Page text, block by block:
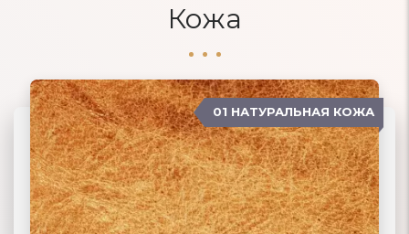
Кожа
04 ЗАМША 01 НАТУРАЛЬНАЯ КОЖА
02 ЭКОКОЖА
03 ИСКУССТВЕННАЯ КОЖА